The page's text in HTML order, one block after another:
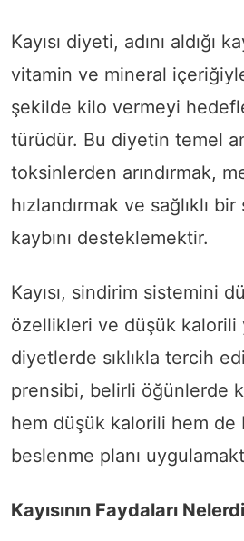
Kayısı diyeti, adını aldığı
vitamin ve mineral
şekilde kilo vermeyi
türüdür. Bu diyetin temel
toksinlerden arındırmak,
hızlandırmak ve sağlıklı
kaybını desteklemektir.
Kayısı, sindirim sistemini
özellikleri ve düşük kalorili
diyetlerde sıklıkla tercih
prensibi, belirli öğünlerde
hem düşük kalorili hem de
beslenme planı
Kayısının Faydaları